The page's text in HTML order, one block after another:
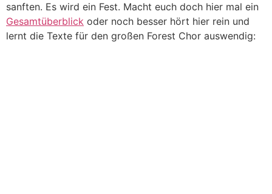
sanften. Es wird ein Fest. Macht euch doch hier mal ein
Gesamtüberblick oder noch besser hört hier rein und
lernt die Texte für den großen Forest Chor auswendig: